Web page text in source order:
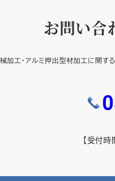
お問い合
加工・アルミ押出型材加工に関す
【受付